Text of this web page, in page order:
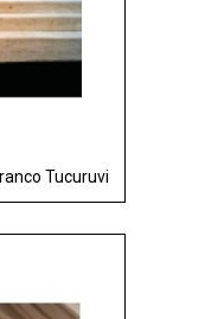
Tucuruvi